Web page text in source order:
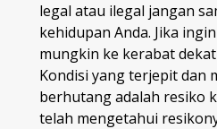
legal atau ilegal jangan
kehidupan Anda. Jika
mungkin ke kerabat
Kondisi yang terjepit dan
berhutang adalah resiko
telah mengetahui